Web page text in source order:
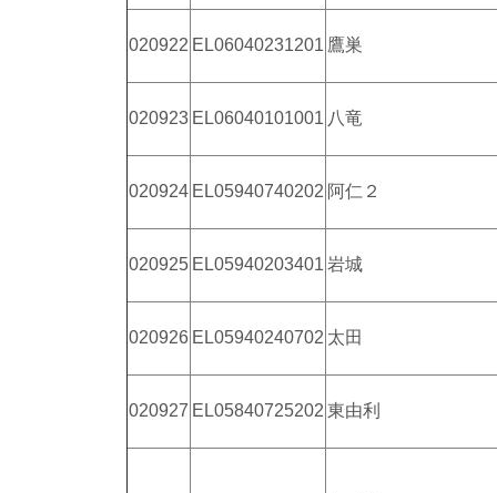
020922 EL06040231201 鷹巣
020923 EL06040101001 八竜
020924 EL05940740202 阿仁２
020925 EL05940203401 岩城
020926 EL05940240702 太田
020927 EL05840725202 東由利